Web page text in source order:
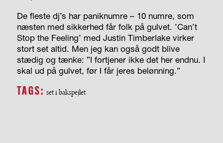
De fleste dj’s har paniknumre – 10 numre, som
næsten med sikkerhed får folk på gulvet. ’Can’t
Stop the Feeling’ med Justin Timberlake virker
stort set altid. Men jeg kan også godt blive
stædig og tænke: ”I fortjener ikke det her endnu. I
skal ud på gulvet, før I får jeres belønning.”
TAGS: set i bakspejlet